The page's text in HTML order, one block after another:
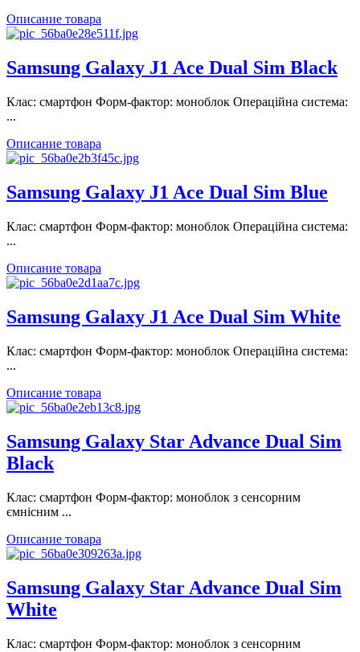
Описание товара
Samsung Galaxy J1 Ace Dual Sim Black
Клас: смартфон Форм-фактор: моноблок Операційна система:
...
Описание товара
Samsung Galaxy J1 Ace Dual Sim Blue
Клас: смартфон Форм-фактор: моноблок Операційна система:
...
Описание товара
Samsung Galaxy J1 Ace Dual Sim White
Клас: смартфон Форм-фактор: моноблок Операційна система:
...
Описание товара
Samsung Galaxy Star Advance Dual Sim
Black
Клас: смартфон Форм-фактор: моноблок з сенсорним
ємнісним ...
Описание товара
Samsung Galaxy Star Advance Dual Sim
White
Клас: смартфон Форм-фактор: моноблок з сенсорним